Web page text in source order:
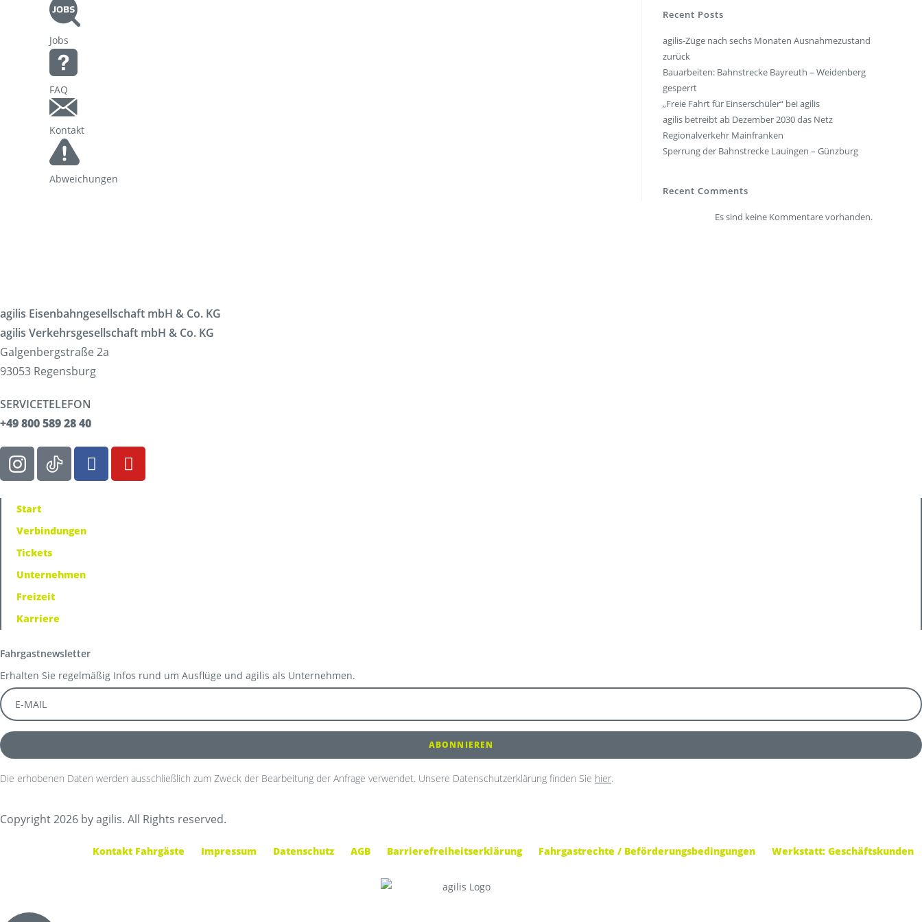
Korridorsanierung
Baumaßnahmen_RVOF
Umwelt & Nachhaltigkeit
Kontakt Fahrgäste
Jobs
FAQ
Kontakt
Abweichungen
Recent Posts
agilis-Züge nach sechs Monaten Ausnahmezustand
zurück
Bauarbeiten: Bahnstrecke Bayreuth – Weidenberg
gesperrt
„Freie Fahrt für Einserschüler“ bei agilis
agilis betreibt ab Dezember 2030 das Netz
Regionalverkehr Mainfranken
Sperrung der Bahnstrecke Lauingen – Günzburg
Recent Comments
Es sind keine Kommentare vorhanden.
agilis Eisenbahngesellschaft mbH & Co. KG
agilis Verkehrsgesellschaft mbH & Co. KG
Galgenbergstraße 2a
93053 Regensburg
SERVICETELEFON
+49 800 589 28 40
Start
Verbindungen
Tickets
Unternehmen
Freizeit
Karriere
Fahrgastnewsletter
Erhalten Sie regelmäßig Infos rund um Ausflüge und agilis als Unternehmen.
Die erhobenen Daten werden ausschließlich zum Zweck der Bearbeitung der Anfrage verwendet. Unsere Datenschutzerklärung finden Sie hier.
Copyright 2026 by agilis. All Rights reserved.
Kontakt Fahrgäste Impressum Datenschutz AGB Barrierefreiheitserklärung Fahrgastrechte / Beförderungsbedingungen Werkstatt: Geschäftskunden